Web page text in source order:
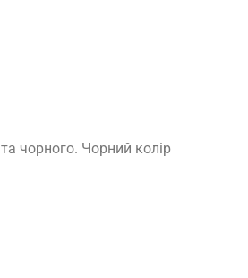
чорного. Чорний колір